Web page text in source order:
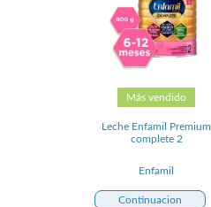
Más vendido
Leche Enfamil Premium
complete 2
Enfamil
Continuacion